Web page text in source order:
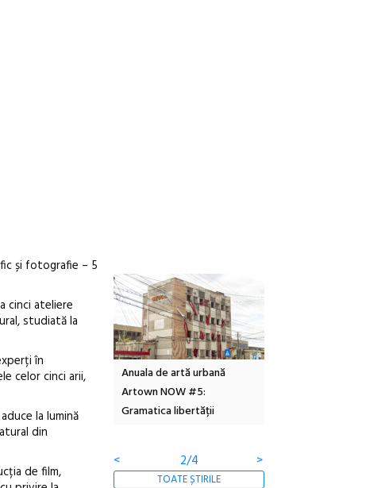
și fotografie – 5
cinci ateliere
studiată la
în
celor cinci arii,
la lumină
din
de film,
– Local Design
Anuala de artă urbană
Artown NOW #5:
Gramatica libertății
< 2/4 >
TOATE ȘTIRILE